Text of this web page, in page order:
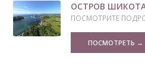
ОСТРОВ
ПОСМОТРИТЕ
ПОСМОТРЕТЬ →